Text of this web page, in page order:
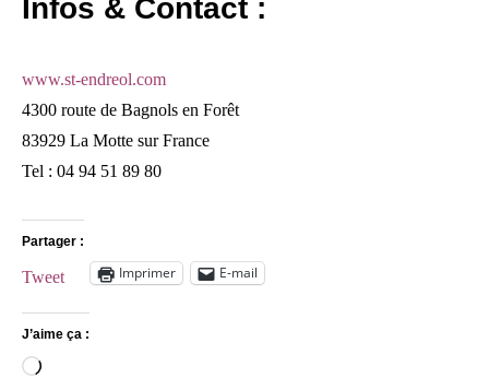
Infos & Contact :
www.st-endreol.com
4300 route de Bagnols en Forêt
83929 La Motte sur France
Tel : 04 94 51 89 80
Partager :
Tweet Imprimer E-mail
J’aime ça :
Chargement…